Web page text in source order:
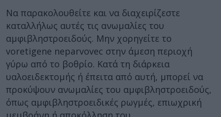
Να παρακολουθείτε και να διαχειρίζεστε
καταλλήλως αυτές τις ανωμαλίες του
αμφιβληστροειδούς. Μην χορηγείτε το
voretigene neparvovec στην άμεση περιοχή
γύρω από το βοθρίο. Κατά τη διάρκεια
υαλοειδεκτομής ή έπειτα από αυτή, μπορεί να
προκύψουν ανωμαλίες του αμφιβληστροειδούς,
όπως αμφιβληστροειδικές ρωγμές, επιωχρική